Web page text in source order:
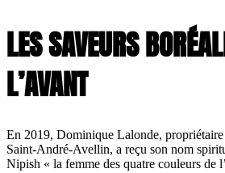
LES SAVEURS
L’AVANT
En 2019, Dominique Lalonde, propriétaire
Saint-André-Avellin, a reçu son nom
Nipish « la femme des quatre couleurs de